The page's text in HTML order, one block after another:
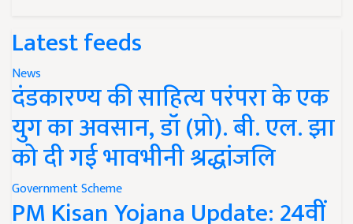
Latest feeds
News
दंडकारण्य की साहित्य परंपरा के एक
युग का अवसान, डॉ (प्रो). बी. एल. झा
को दी गई भावभीनी श्रद्धांजलि
Government Scheme
PM Kisan Yojana Update: 24वीं